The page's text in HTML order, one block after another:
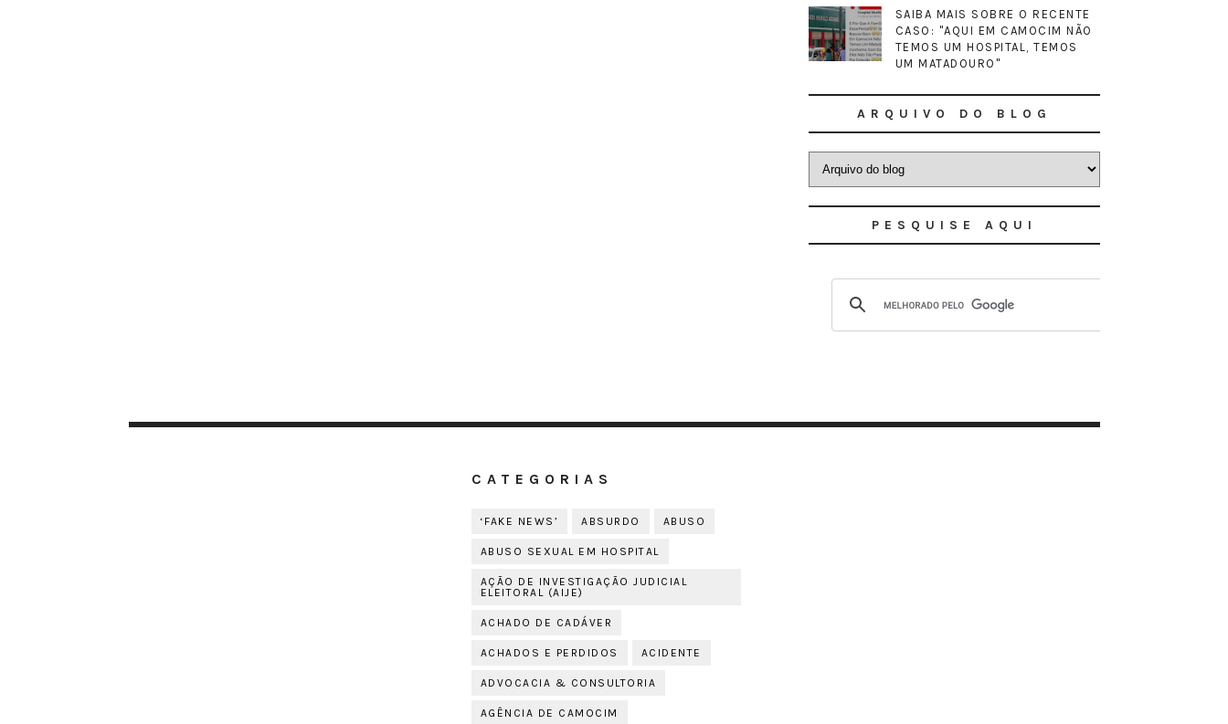
SAIBA MAIS SOBRE O RECENTE
CASO: "AQUI EM CAMOCIM NÃO
TEMOS UM HOSPITAL, TEMOS
UM MATADOURO"
ARQUIVO DO BLOG
PESQUISE AQUI
CATEGORIAS
‘FAKE NEWS’ ABSURDO ABUSO
ABUSO SEXUAL EM HOSPITAL
AÇÃO DE INVESTIGAÇÃO JUDICIAL
ELEITORAL (AIJE)
ACHADO DE CADÁVER
ACHADOS E PERDIDOS ACIDENTE
ADVOCACIA & CONSULTORIA
AGÊNCIA DE CAMOCIM